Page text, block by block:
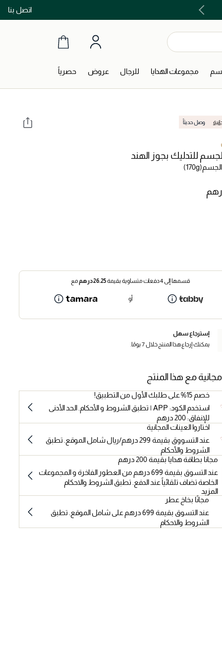
اتصل بنااشتري الآن و ادفع لاحقاً مع تابي و تمارا!
مجموعات الهدايا للرجال عروض حصرياً
وصل حديثاً
للتدليك بجوز الهند
(170g)
قسمها إلى 4 دفعات متساوية بقيمة 26.25درهممع
أو
إسترجاع سهل
يمكنك إرجاع هذا المنتج خلال 7 يومًا.
مع هذا المنتج
خصم 15% على طلبك الأول من التطبيق!
استخدم الكود: APP | تطبق الشروط و الأحكام. الحد الأدنى
للإنفاق: 200 درهم
اختاروا العينات المجانية
عند التسووق بقيمة 299 درهم/ريال شامل الموقع. تطبق
الشروط والأحكام
مجانا بطاقة هدايا بقيمة 200 درهم
عند التسوق بقيمة 699 درهم من العطور الفاخرة و المجموعات
الخاصة تضاف تلقائياً عند الدفع. تطبق الشروط والاحكام
المزيد
مجانًا بخاخ عطر
عند التسوق بقيمة 699 درهم على شامل الموقع. تطبق
الشروط والاحكام